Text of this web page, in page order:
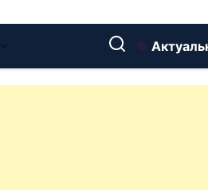
Газодровяные печи в Астане:
между